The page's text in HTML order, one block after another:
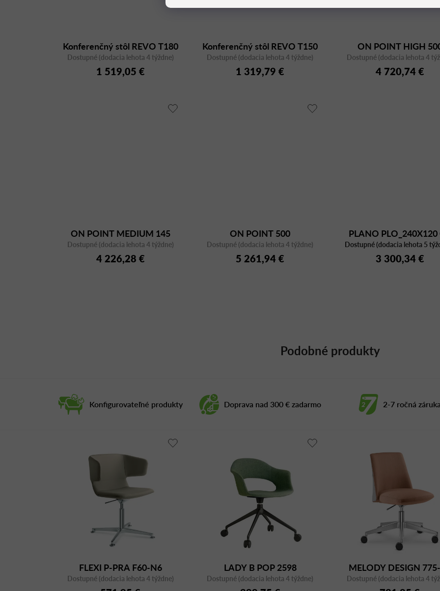
Konfigurovateľné produkty Doprava nad 300 € zadarmo 2-7 ročná záruka
Konferenčný stôl REVO T180
Dostupné (dodacia lehota 4 týždne)
1 519,05 €
Konferenčný stôl REVO T150
Dostupné (dodacia lehota 4 týždne)
1 319,79 €
ON POINT HIGH
Dostupné (dodacia lehota 4
4 720,74 €
ON POINT MEDIUM 145
Dostupné (dodacia lehota 4 týždne)
4 226,28 €
ON POINT 500
Dostupné (dodacia lehota 4 týždne)
5 261,94 €
PLANO PLO_240X120
AC/CFC BI
Dostupné (dodacia lehota 5
3 300,34 €
Podobné produkty
FLEXI P-PRA F60-N6
Dostupné (dodacia lehota 4 týždne)
LADY B POP 2598
Dostupné (dodacia lehota 4 týždne)
MELODY DESIGN
F40-N6
Dostupné (dodacia lehota 4